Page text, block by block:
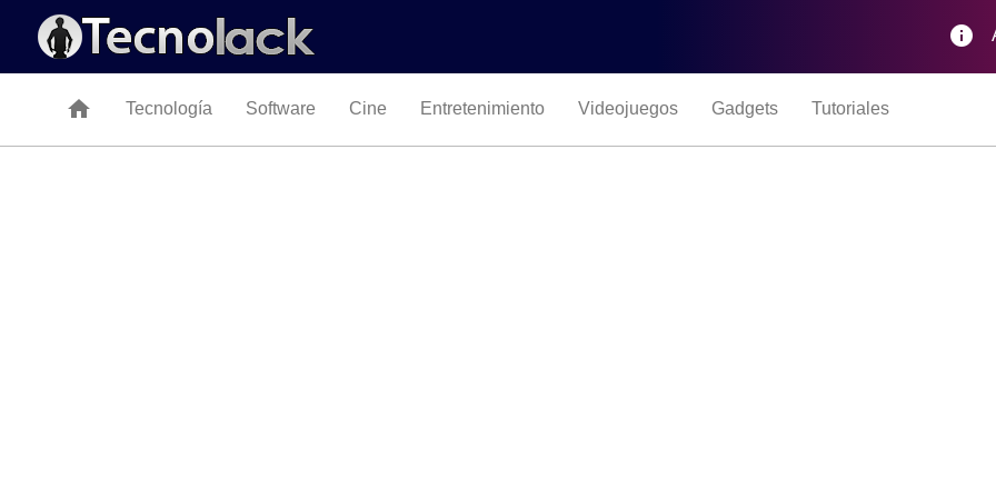
info
home Tecnología Software Cine Entretenimiento Videojuegos Gadgets Tutoriales